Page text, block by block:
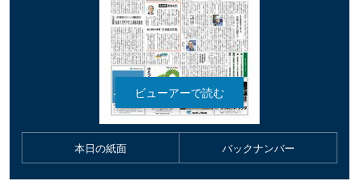
本日の紙面 バックナンバー